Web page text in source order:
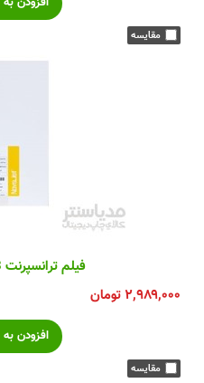
فیلم ترانسپرنت A3 جوهرافشان
۲,۹۸۹,۰۰۰تومان